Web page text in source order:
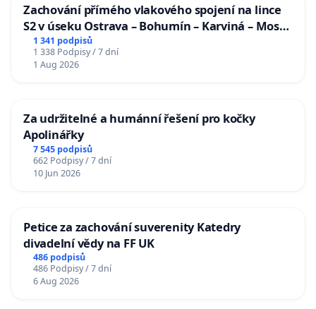
Zachování přímého vlakového spojení na lince
S2 v úseku Ostrava – Bohumín – Karviná – Mosty
u Jablunkova
1 341 podpisů
1 338 Podpisy / 7 dní
1 Aug 2026
Za udržitelné a humánní řešení pro kočky
Apolinářky
7 545 podpisů
662 Podpisy / 7 dní
10 Jun 2026
Petice za zachování suverenity Katedry
divadelní vědy na FF UK
486 podpisů
486 Podpisy / 7 dní
6 Aug 2026